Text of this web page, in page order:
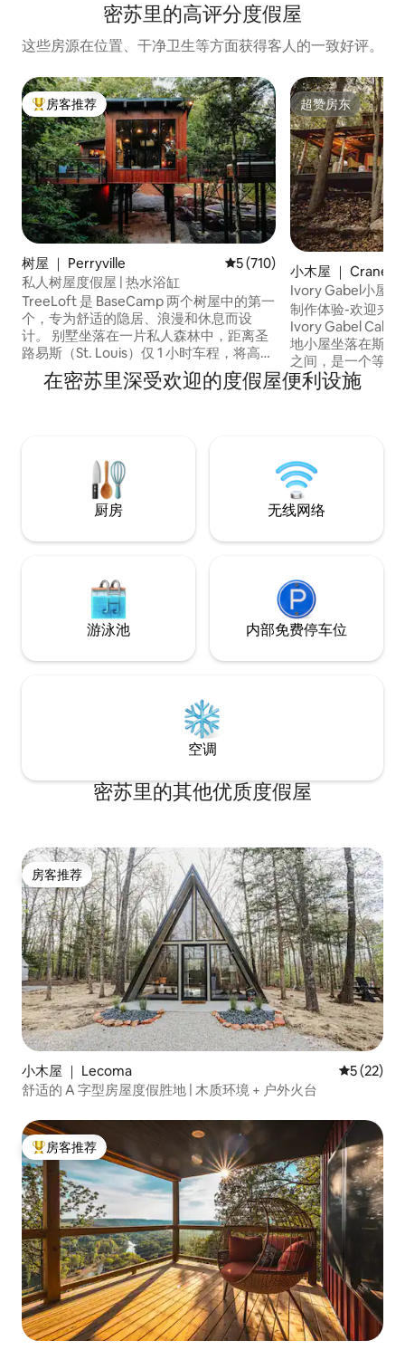
密苏里的高评分度假屋
这些房源在位置、干净卫生等方面获得客人的一致好评。
热门「房客推荐」
房客推荐
树屋 ｜ Perryville 平均评分 5 分（满分 5 分），
5 (710)
私人树屋度假屋 | 热水浴缸
TreeLoft 是 BaseCamp 两个树屋中的第一
个，专为舒适的隐居、浪漫和休息而设
计。 别墅坐落在一片私人森林中，距离圣
路易斯（St. Louis）仅 1 小时车程，将高端
舒适与沉浸式自然环境完美融合，同时距
离徒步路线、酒庄和餐饮场所也仅 20–35
离喧嚣、重新拥抱大自然的度假。
超赞房东
超赞房东
小木屋 ｜ Crane
Ivory Gabel小屋-
制作体验-欢迎来
Ivory Gabel Cabin
地小屋坐落在斯普
之间，是一个等待
近的徒步路线，步
James Co. 这间
音。Lavender Falls开放！ *
最佳僻静小木屋
在密苏里深受欢迎的度假屋便利设施
厨房 无线网络
游泳池 内部免费停车位
空调
密苏里的其他优质度假屋
房客推荐
房客推荐
小木屋 ｜ Lecoma 平均评分
5 (22)
舒适的 A 字型房屋度假胜地 | 木质环境 + 户外火台
热门「房客推荐」
房客推荐